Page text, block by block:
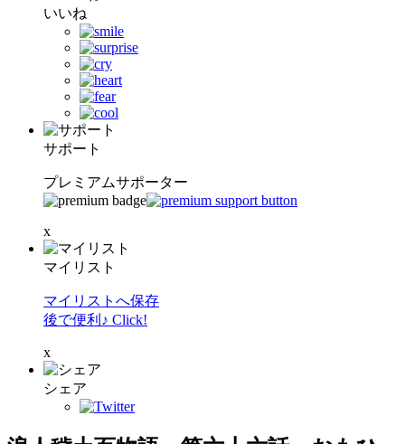
いいね
サポート
プレミアムサポーター
x
マイリスト
マイリストへ保存
後で便利♪ Click!
x
シェア